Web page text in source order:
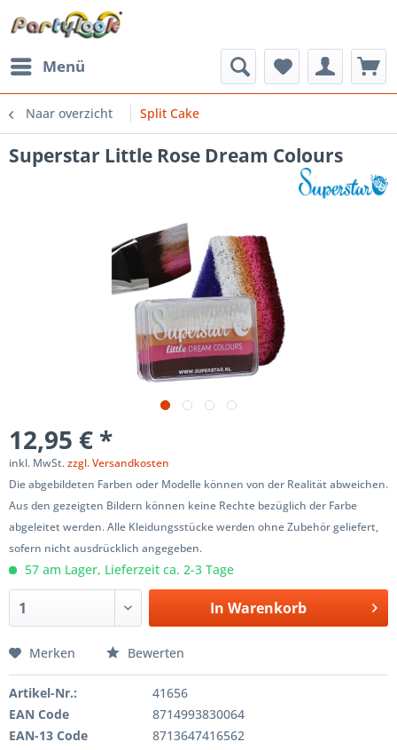
Menü
Naar overzicht Split Cake
Superstar Little Rose Dream Colours
12,95 € *
inkl. MwSt.zzgl. Versandkosten
Die abgebildeten Farben oder Modelle können von der Realität abweichen.
Aus den gezeigten Bildern können keine Rechte bezüglich der Farbe
abgeleitet werden. Alle Kleidungsstücke werden ohne Zubehör geliefert,
sofern nicht ausdrücklich angegeben.
57 am Lager, Lieferzeit ca. 2-3 Tage
In Warenkorb
Merken Bewerten
Artikel-Nr.:
41656
EAN Code
8714993830064
EAN-13 Code
8713647416562